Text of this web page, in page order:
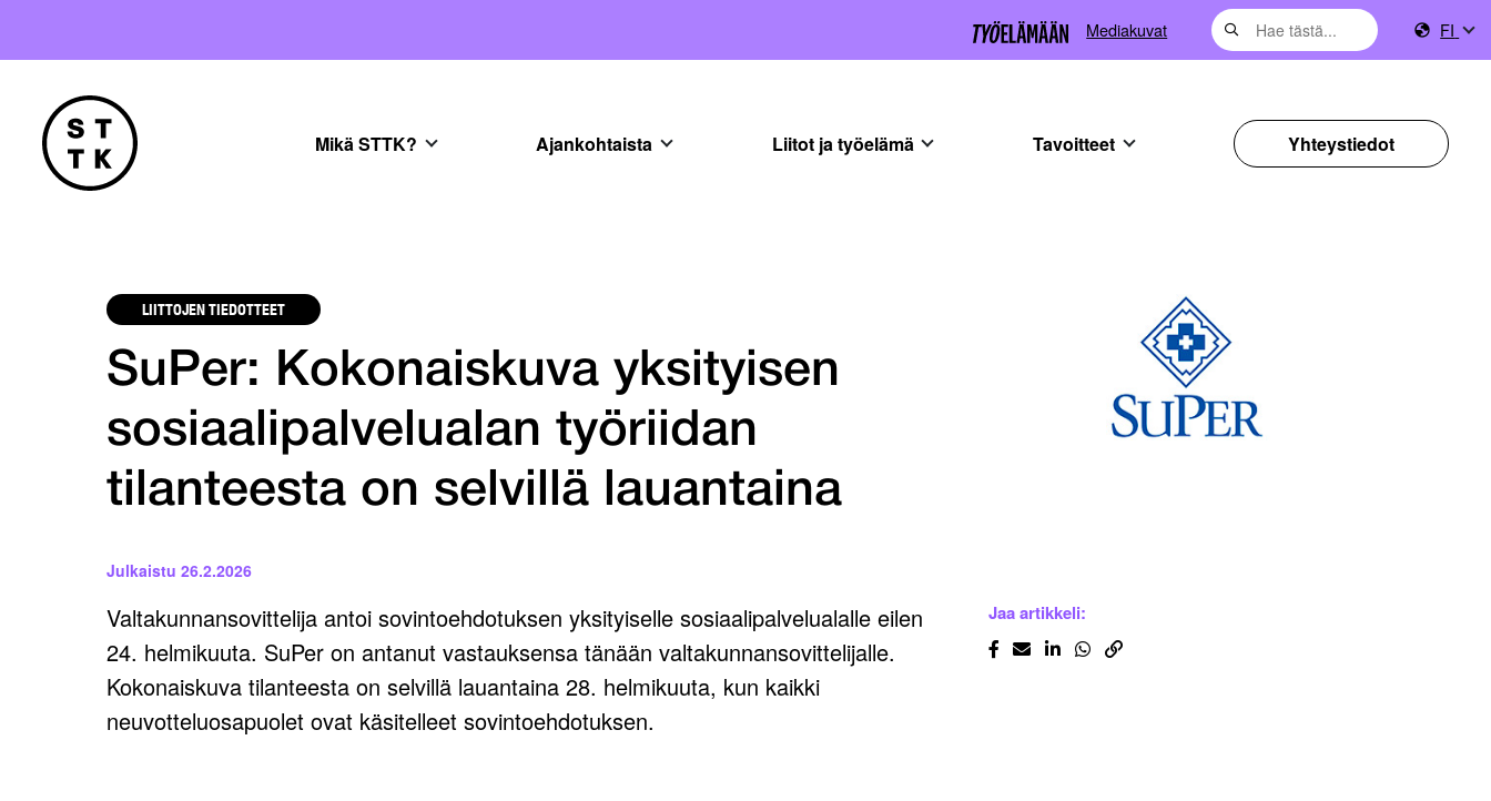
Mediakuvat FI
Mikä STTK? Ajankohtaista Liitot ja työelämä Tavoitteet Yhteystiedot
LIITTOJEN TIEDOTTEET
SuPer: Kokonaiskuva yksityisen
sosiaalipalvelualan työriidan
tilanteesta on selvillä lauantaina
Julkaistu 26.2.2026
Valtakunnansovittelija antoi sovintoehdotuksen yksityiselle sosiaalipalvelualalle eilen
24. helmikuuta. SuPer on antanut vastauksensa tänään valtakunnansovittelijalle.
Kokonaiskuva tilanteesta on selvillä lauantaina 28. helmikuuta, kun kaikki
neuvotteluosapuolet ovat käsitelleet sovintoehdotuksen.
Jaa artikkeli: